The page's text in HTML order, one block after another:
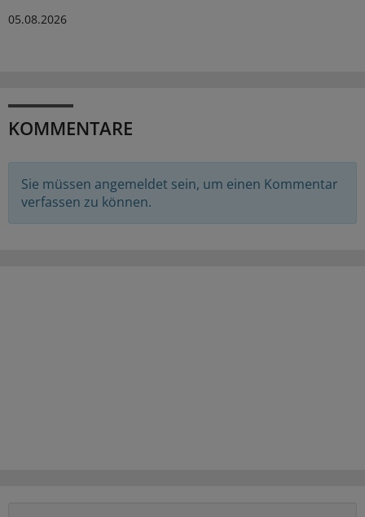
05.08.2026
KOMMENTARE
Sie müssen angemeldet sein, um einen Kommentar
verfassen zu können.